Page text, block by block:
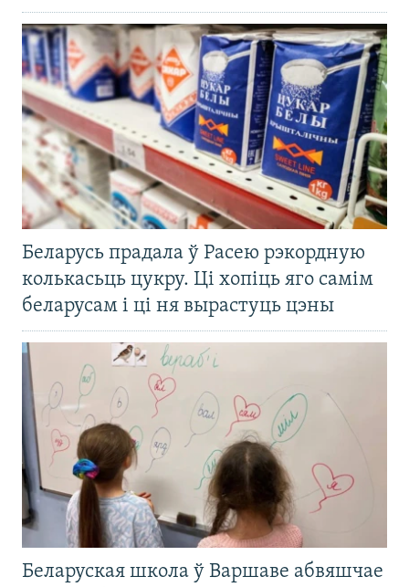
Беларусь прадала ў Расею рэкордную
колькасьць цукру. Ці хопіць яго самім
беларусам і ці ня вырастуць цэны
Беларуская школа ў Варшаве абвяшчае